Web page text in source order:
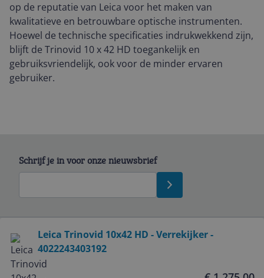
op de reputatie van Leica voor het maken van
kwalitatieve en betrouwbare optische instrumenten.
Hoewel de technische specificaties indrukwekkend zijn,
blijft de Trinovid 10 x 42 HD toegankelijk en
gebruiksvriendelijk, ook voor de minder ervaren
gebruiker.
Leica Trinovid 10x42 HD - Verrekijker -
4022243403192
Schrijf je in voor onze nieuwsbrief
Service